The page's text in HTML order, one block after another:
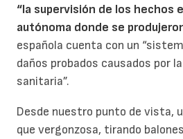
“la supervisión de los hechos
autónoma donde se
española cuenta con un
daños probados causados por
sanitaria”.
Desde nuestro punto de vista,
que vergonzosa, tirando